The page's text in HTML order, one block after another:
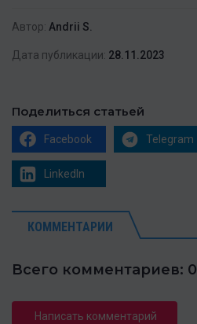
Автор: Andrii S.
Дата публикации: 28.11.2023
Поделиться статьей
Facebook Telegram
LinkedIn
КОММЕНТАРИИ
Всего комментариев: 0
Написать комментарий